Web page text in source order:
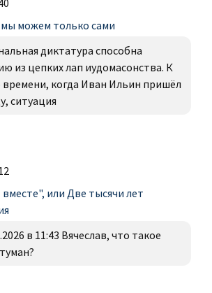
мы можем только сами
диктатура способна
из цепких лап иудомасонства. К
когда Иван Ильин пришёл
ситуация
или Две тысячи лет
в 11:43 Вячеслав, что такое